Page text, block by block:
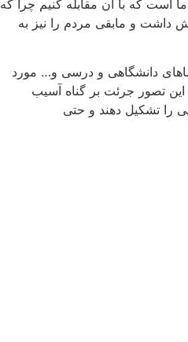
است که با آن مقابله کنیم چرا که
داشت و مابقی مردم را نیز به
دانشگاهی و درسی و… مورد
تصور جرئت بر گناه آسیب
را تشکیل دهند و حتی